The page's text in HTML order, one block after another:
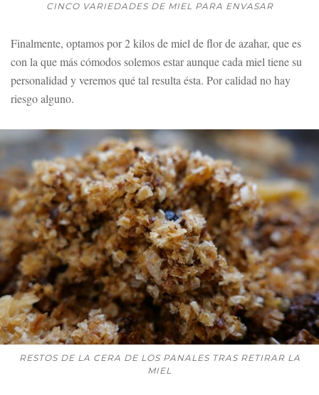
CINCO VARIEDADES DE MIEL PARA ENVASAR
Finalmente, optamos por 2 kilos de miel de flor de azahar, que es
con la que más cómodos solemos estar aunque cada miel tiene su
personalidad y veremos qué tal resulta ésta. Por calidad no hay
riesgo alguno.
RESTOS DE LA CERA DE LOS PANALES TRAS RETIRAR LA
MIEL